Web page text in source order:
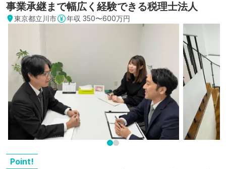
事業承継まで幅広く経験できる税理士法人
東京都立川市 年収 350〜600万円
Point!